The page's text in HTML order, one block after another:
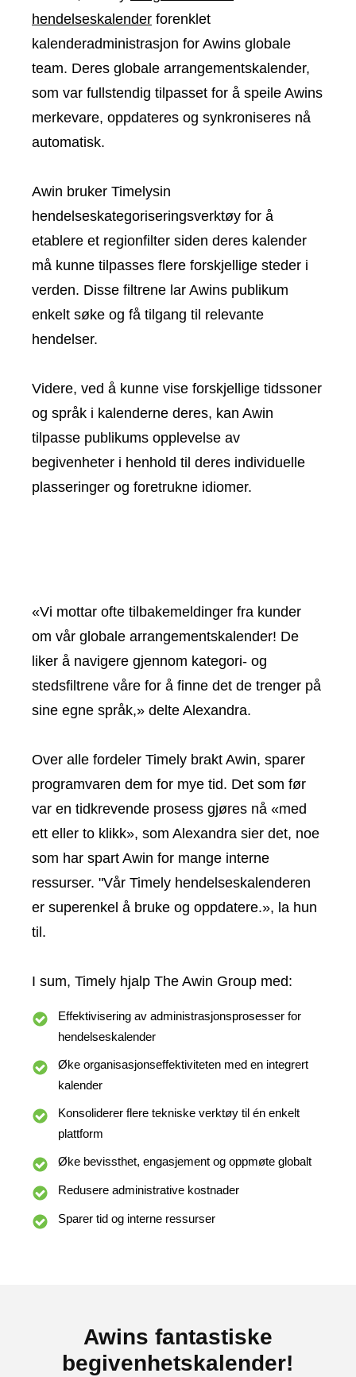
hendelseskalender forenklet
kalenderadministrasjon for Awins globale
team. Deres globale arrangementskalender,
som var fullstendig tilpasset for å speile Awins
merkevare, oppdateres og synkroniseres nå
automatisk.
Awin bruker Timelysin
hendelseskategoriseringsverktøy for å
etablere et regionfilter siden deres kalender
må kunne tilpasses flere forskjellige steder i
verden. Disse filtrene lar Awins publikum
enkelt søke og få tilgang til relevante
hendelser.
Videre, ved å kunne vise forskjellige tidssoner
og språk i kalenderne deres, kan Awin
tilpasse publikums opplevelse av
begivenheter i henhold til deres individuelle
plasseringer og foretrukne idiomer.
«Vi mottar ofte tilbakemeldinger fra kunder
om vår globale arrangementskalender! De
liker å navigere gjennom kategori- og
stedsfiltrene våre for å finne det de trenger på
sine egne språk,» delte Alexandra.
Over alle fordeler Timely brakt Awin, sparer
programvaren dem for mye tid. Det som før
var en tidkrevende prosess gjøres nå «med
ett eller to klikk», som Alexandra sier det, noe
som har spart Awin for mange interne
ressurser. "Vår Timely hendelseskalenderen
er superenkel å bruke og oppdatere.», la hun
til.
I sum, Timely hjalp The Awin Group med:
Effektivisering av administrasjonsprosesser for
hendelseskalender
Øke organisasjonseffektiviteten med en integrert
kalender
Konsoliderer flere tekniske verktøy til én enkelt
plattform
Øke bevissthet, engasjement og oppmøte globalt
Redusere administrative kostnader
Sparer tid og interne ressurser
Awins fantastiske
begivenhetskalender!